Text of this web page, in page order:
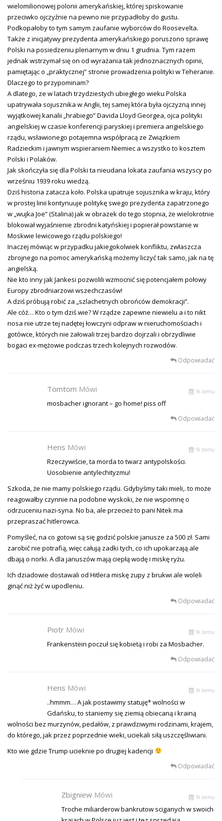
wielomilionowej polonii amerykańskiej, której spiskowanie
przeciwko ojczyźnie na pewno nie przypadłoby do gustu.
Podkopałoby to tym samym zaufanie wyborców do Roosevelta.
Także z inicjatywy prezydenta amerykańskiego poruszono sprawę
Polski na posiedzeniu plenarnym w dniu 1 grudnia. Tym razem
jednak wstrzymał się on od wyrażania tak jednoznacznych opinii,
pamiętając o „praktycznej” stronie prowadzenia polityki w Teheranie.
Dlaczego to przypominam?
A dlatego, ze w latach trzydziestych ubiegłego wieku Polska
upatrywała sojusznika w Anglii, tej samej która była ojczyzną innej
wyjątkowej kanalii „hrabiego” Davida Lloyd Georgea, ojca polityki
angielskiej w czasie konferencji paryskiej i premiera angielskiego
rządu, wsławionego potajemna współpracą ze Związkiem
Radzieckim i jawnym wspieraniem Niemiec a wszystko to kosztem
Polski i Polaków.
Jak skończyła się dla Polski ta nieudana lokata zaufania wszyscy po
wrześniu 1939 roku wiedzą.
Dziś historia zatacza koło. Polska upatruje sojusznika w kraju, który
w prostej linii kontynuuje politykę swego prezydenta zapatrzonego
w „wujka Joe” (Stalina) jak w obrazek do tego stopnia, że wielokrotnie
blokował wyjaśnienie zbrodni katyńskiej i popierał powstanie w
Moskwie lewicowego rządu polskiego!
Inaczej mówiąc w przypadku jakiegokolwiek konfliktu, zwłaszcza
zbrojnego na pomoc amerykańską możemy liczyć tak samo, jak na tę
angielską.
Nie kto inny jak Jankesi pozwolili wzmocnić się potencjałem połowy
Europy zbrodniarzowi wszechczasów!
A dziś próbują robić za „szlachetnych obrońców demokracji”.
Ale cóż… Kto o tym dziś wie? W rządze zapewne niewielu a i to nikt
nosa nie utrze tej nadętej łowczyni odpraw w nieruchomościach i
gotówce, których nie żałowali trzej bardzo dojrzali i obrzydliwie
bogaci ex-mężowie podczas trzech kolejnych rozwodów.
Odpowiadać
Tomtom Mówi % temu
mosbacher ignorant – go home! piss off
Odpowiadać
Hens Mówi % temu
Rzeczywiście, ta morda to twarz antypolskości.
Uosobienie antylechityzmu!
Szkoda, że nie mamy polskiego rządu. Gdybyśmy taki mieli,. to może
reagowałby czynnie na podobne wyskoki, że nie wspomnę o
odrzuceniu nazi-syna. No ba, ale przecież to pani Nitek ma
przepraszać hitlerowca.
Pomyśleć, na co gotowi są się godzić polskie janusze za 500 zł. Sami
zarobić nie potrafią, więc całują zadki tych, co ich upokarzają ale
dbają o norki. A dla januszów mają ciepłą wodę i miskę ryżu.
Ich dziadowie dostawali od Hitlera miskę zupy z brukwi ale woleli
ginąć niż żyć w upodleniu.
Odpowiadać
Piotr Mówi % temu
Frankenstein poczuł się kobietą i robi za Mosbacher.
Odpowiadać
Hens Mówi % temu
..hmmm… A jak postawimy statuję* wolności w
Gdańsku, to staniemy się ziemią obiecaną i krainą
wolności bez murzynów, pedałów, z prawdziwymi rodzinami, krajem,
do którego, jak przez poprzednie wieki, uciekali siłą uszczęśliwiani.
Kto wie gdzie Trump ucieknie po drugiej kadencji
Odpowiadać
Zbigniew Mówi % temu
Troche miliarderow bankrutow sciganych w swoich